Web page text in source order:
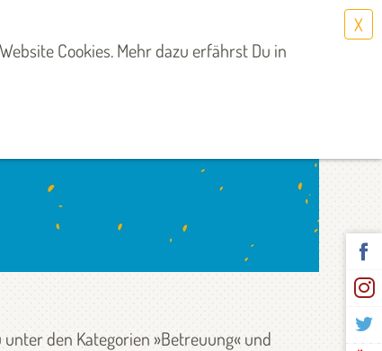
Cookies. Mehr dazu erfährst Du in
X
Select Language▼
den Kategorien »Betreuung« und